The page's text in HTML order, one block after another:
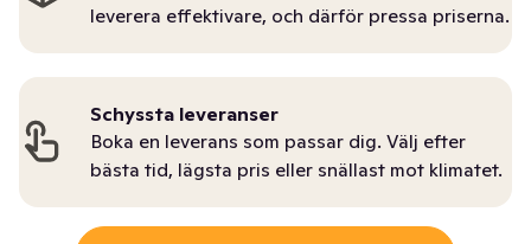
leverera effektivare, och därför pressa priserna.
Schyssta leveranser
Boka en leverans som passar dig. Välj efter
bästa tid, lägsta pris eller snällast mot klimatet.